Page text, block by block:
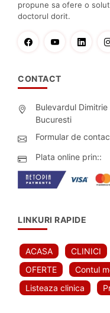
propune sa ofere o
doctorul dorit.
CONTACT
Bulevardul
Bucuresti
Formular de
Plata online prin::
LINKURI RAPIDE
ACASA CLINICI
OFERTE
Contul
Listeaza clinica